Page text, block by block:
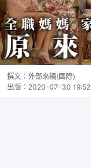
撰文： 外部來稿(國際)
出版： 2020-07-30 19:52